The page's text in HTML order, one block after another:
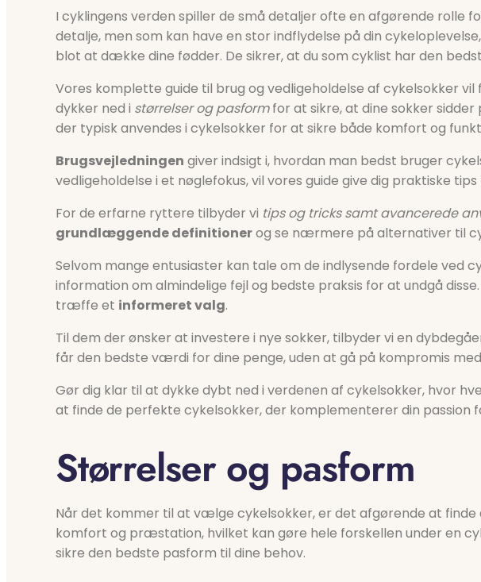
I cyklingens verden spiller de små detaljer ofte en afgørende
detalje, men som kan have en stor indflydelse på din
blot at dække dine fødder. De sikrer, at du som cyklist har den
Vores komplette guide til brug og vedligeholdelse af cykelsokker
dykker ned i størrelser og pasformfor at sikre, at dine sokker
der typisk anvendes i cykelsokker for at sikre både komfort og
Brugsvejledningen giver indsigt i, hvordan man bedst bruger
vedligeholdelse i et nøglefokus, vil vores guide give dig praktiske
For de erfarne ryttere tilbyder vi tips og tricks samt avancerede
grundlæggende definitionerog se nærmere på alternativer til
Selvom mange entusiaster kan tale om de indlysende fordele ved
information om almindelige fejl og bedste praksis for at undgå
træffe et informeret valg.
Til dem der ønsker at investere i nye sokker, tilbyder vi en
får den bedste værdi for dine penge, uden at gå på kompromis
Gør dig klar til at dykke dybt ned i verdenen af cykelsokker, hvor
at finde de perfekte cykelsokker, der komplementerer din passion
Størrelser og pasform
Når det kommer til at vælge cykelsokker, er det afgørende at
komfort og præstation, hvilket kan gøre hele forskellen under en
sikre den bedste pasform til dine behov.